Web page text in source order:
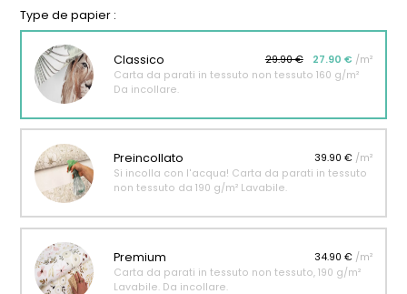
Type de papier :
Classico 29.90 € 27.90 € /m²
Carta da parati in tessuto non tessuto 160 g/m²
Da incollare.
Preincollato 39.90 € /m²
Si incolla con l'acqua! Carta da parati in tessuto
non tessuto da 190 g/m² Lavabile.
Premium 34.90 € /m²
Carta da parati in tessuto non tessuto, 190 g/m²
Lavabile. Da incollare.